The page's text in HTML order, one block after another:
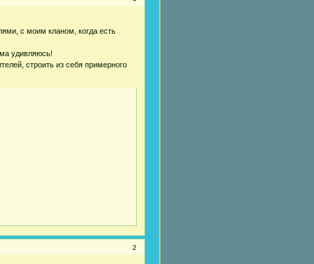
с моим кланом, когда есть
удивляюсь!
строить из себя примерного
2